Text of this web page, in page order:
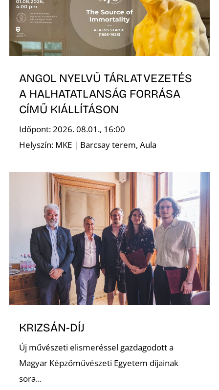
ANGOL NYELVŰ TÁRLATVEZETÉS
A HALHATATLANSÁG FORRÁSA
CÍMŰ KIÁLLÍTÁSON
Időpont: 2026. 08.01., 16:00
Helyszín: MKE | Barcsay terem, Aula
KRIZSÁN-DÍJ
Új művészeti elismeréssel gazdagodott a
Magyar Képzőművészeti Egyetem díjainak
sora...